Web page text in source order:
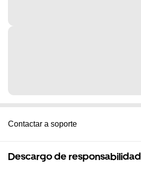
Contactar a soporte
Descargo de responsabilidad